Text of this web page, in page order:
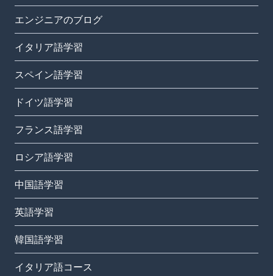
エンジニアのブログ
イタリア語学習
スペイン語学習
ドイツ語学習
フランス語学習
ロシア語学習
中国語学習
英語学習
韓国語学習
イタリア語コース